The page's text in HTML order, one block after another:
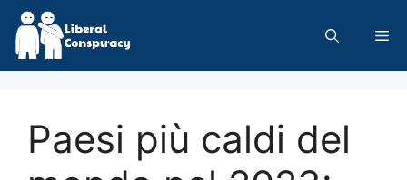
Skip
content
Paesi più caldi del